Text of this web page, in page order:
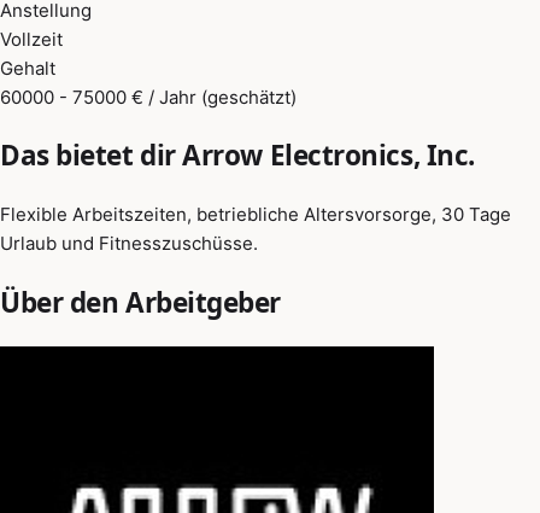
Anstellung
Vollzeit
Gehalt
60000 - 75000 € / Jahr (geschätzt)
Das bietet dir Arrow Electronics, Inc.
Flexible Arbeitszeiten, betriebliche Altersvorsorge, 30 Tage
Urlaub und Fitnesszuschüsse.
Über den Arbeitgeber